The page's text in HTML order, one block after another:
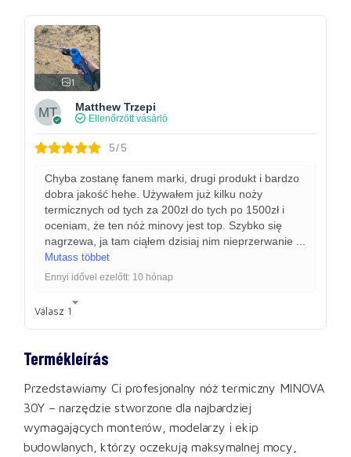
1
Matthew Trzepi
Ellenőrzött vásárló
5/5
Chyba zostanę fanem marki, drugi produkt i bardzo
dobra jakość hehe. Używałem już kilku noży
termicznych od tych za 200zł do tych po 1500zł i
oceniam, że ten nóż minovy jest top. Szybko się
nagrzewa, ja tam ciąłem dzisiaj nim nieprzerwanie
Mutass többet
Ennyi idővel ezelőtt: 10 hónap
Válasz 1
Termékleírás
Przedstawiamy Ci profesjonalny nóż termiczny MINOVA
30Y – narzędzie stworzone dla najbardziej
wymagających monterów, modelarzy i ekip
budowlanych, którzy oczekują maksymalnej mocy,